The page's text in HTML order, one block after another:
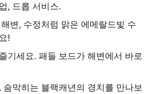
, 드롭 서비스.
변, 수정처럼 맑은 에메랄드빛 수
!
기세요. 패들 보드가 해변에서 바로
막히는 블랙캐년의 경치를 만나보